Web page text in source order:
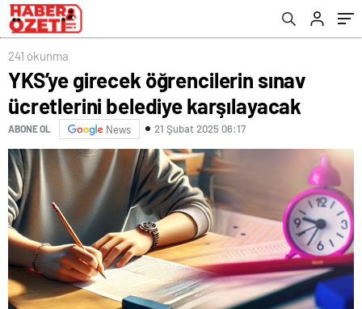
241 okunma
YKS’ye girecek öğrencilerin sınav
ücretlerini belediye karşılayacak
ABONE OL News 21 Şubat 2025 06:17